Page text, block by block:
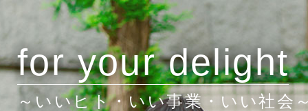
for your delight
～いいヒト・いい事業・いい社会